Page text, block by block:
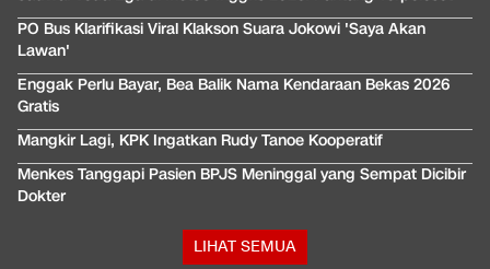
PO Bus Klarifikasi Viral Klakson Suara Jokowi 'Saya Akan
Lawan'
Enggak Perlu Bayar, Bea Balik Nama Kendaraan Bekas 2026
Gratis
Mangkir Lagi, KPK Ingatkan Rudy Tanoe Kooperatif
Menkes Tanggapi Pasien BPJS Meninggal yang Sempat Dicibir
Dokter
LIHAT SEMUA